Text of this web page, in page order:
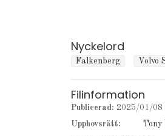
Nyckelord
Falkenberg Volvo
Filinformation
Publicerad: 2025/01/08
Upphovsrätt:
Tony